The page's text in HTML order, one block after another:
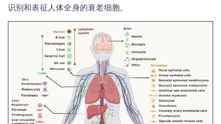
识别和表征人体全身的衰老细胞。